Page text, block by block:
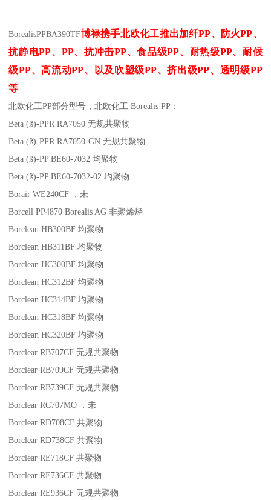
BorealisPPBA390TF博禄携手北欧化工推出加纤PP、防火PP、
抗静电PP、 PP、抗冲击PP、食品级PP、耐热级PP、耐候
级PP、高流动PP、以及吹塑级PP、挤出级PP、透明级PP
等
北欧化工PP部分型号，北欧化工 Borealis PP：
Beta (ß)-PPR RA7050 无规共聚物
Beta (ß)-PPR RA7050-GN 无规共聚物
Beta (ß)-PP BE60-7032 均聚物
Beta (ß)-PP BE60-7032-02 均聚物
Borair WE240CF
，未
Borcell PP4870 Borealis AG 非聚烯烃
Borclean HB300BF 均聚物
Borclean HB311BF 均聚物
Borclean HC300BF 均聚物
Borclean HC312BF 均聚物
Borclean HC314BF 均聚物
Borclean HC318BF 均聚物
Borclean HC320BF 均聚物
Borclear RB707CF 无规共聚物
Borclear RB709CF 无规共聚物
Borclear RB739CF 无规共聚物
Borclear RC707MO
，未
Borclear RD708CF 共聚物
Borclear RD738CF 共聚物
Borclear RE718CF 共聚物
Borclear RE736CF 共聚物
Borclear RE936CF 无规共聚物